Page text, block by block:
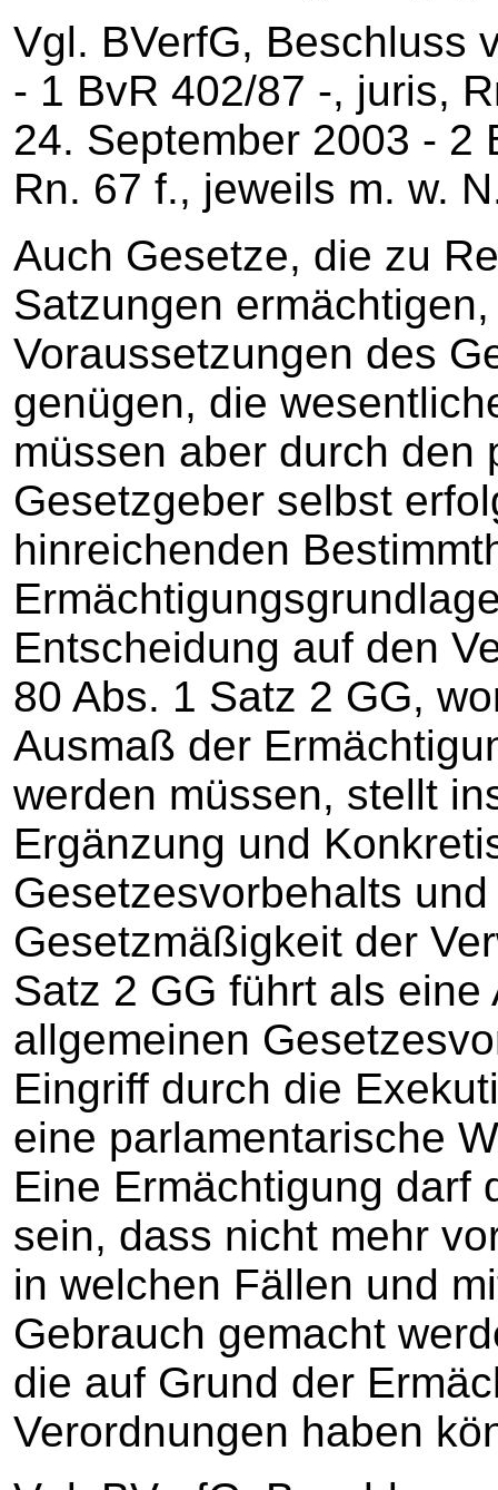
Vgl. BVerfG, Beschluss
‑ 1 BvR 402/87 ‑, juris,
24. September 2003 - 2
Rn. 67 f., jeweils m. w.
Auch Gesetze, die zu
Satzungen
Voraussetzungen des
genügen, die
müssen aber durch den
Gesetzgeber selbst
hinreichenden
Entscheidung auf den
80 Abs. 1 Satz 2 GG,
Ausmaß der
werden müssen, stellt
Ergänzung und
Gesetzesvorbehalts
Gesetzmäßigkeit der
Satz 2 GG führt als
allgemeinen
Eingriff durch die
eine parlamentarische
Eine Ermächtigung darf
sein, dass nicht mehr
in welchen Fällen und
Gebrauch gemacht
die auf Grund der
Verordnungen haben